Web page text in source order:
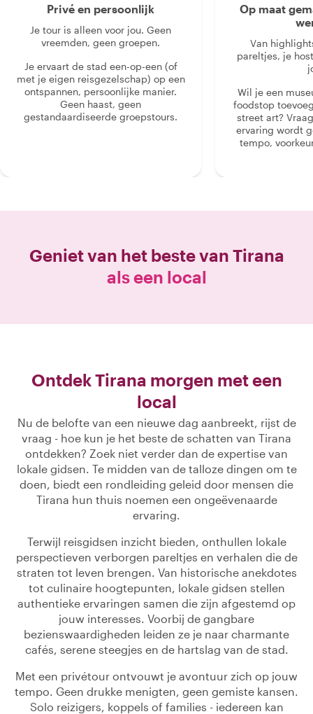
Privé en persoonlijk
Je tour is alleen voor jou. Geen
vreemden, geen groepen.
Je ervaart de stad een-op-een (of
met je eigen reisgezelschap) op een
ontspannen, persoonlijke manier.
Geen haast, geen
gestandaardiseerde groepstours.
Op maat
Van
pareltjes, je
Wil je een
foodstop
street art?
ervaring wordt
tempo,
Geniet van het beste van Tirana
als een local
Ontdek Tirana morgen met een
local
Nu de belofte van een nieuwe dag aanbreekt, rijst de
vraag - hoe kun je het beste de schatten van Tirana
ontdekken? Zoek niet verder dan de expertise van
lokale gidsen. Te midden van de talloze dingen om te
doen, biedt een rondleiding geleid door mensen die
Tirana hun thuis noemen een ongeëvenaarde
ervaring.
Terwijl reisgidsen inzicht bieden, onthullen lokale
perspectieven verborgen pareltjes en verhalen die de
straten tot leven brengen. Van historische anekdotes
tot culinaire hoogtepunten, lokale gidsen stellen
authentieke ervaringen samen die zijn afgestemd op
jouw interesses. Voorbij de gangbare
bezienswaardigheden leiden ze je naar charmante
cafés, serene steegjes en de hartslag van de stad.
Met een privétour ontvouwt je avontuur zich op jouw
tempo. Geen drukke menigten, geen gemiste kansen.
Solo reizigers, koppels of families - iedereen kan